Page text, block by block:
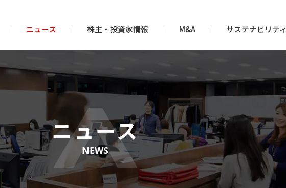
ニュース 株主・投資家情報 M&A サステナビリティ
ニュース
NEWS